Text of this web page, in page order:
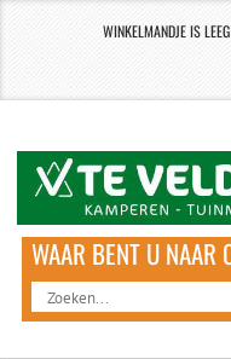
WINKELMANDJE IS LEEG